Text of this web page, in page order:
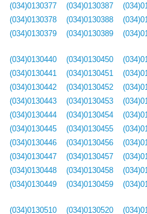
(034)0130377
(034)0130378
(034)0130379
(034)0130387
(034)0130388
(034)0130389
(034)0130440
(034)0130441
(034)0130442
(034)0130443
(034)0130444
(034)0130445
(034)0130446
(034)0130447
(034)0130448
(034)0130449
(034)0130450
(034)0130451
(034)0130452
(034)0130453
(034)0130454
(034)0130455
(034)0130456
(034)0130457
(034)0130458
(034)0130459
(034)0130510 (034)0130520